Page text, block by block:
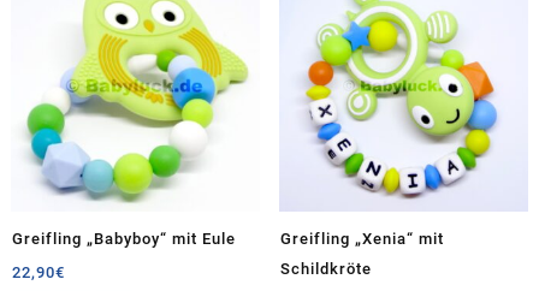
Greifling „Babyboy“ mit Eule
22,90€
Greifling „Xenia“ mit
Schildkröte